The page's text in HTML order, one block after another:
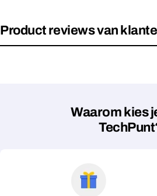
Product reviews van
Waarom kies